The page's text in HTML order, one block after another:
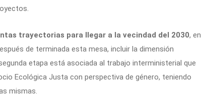
trayectorias para llegar a la vecindad del 2030, en
de terminada esta mesa, incluir la dimensión
etapa está asociada al trabajo interministerial que
Ecológica Justa con perspectiva de género, teniendo
mismas.